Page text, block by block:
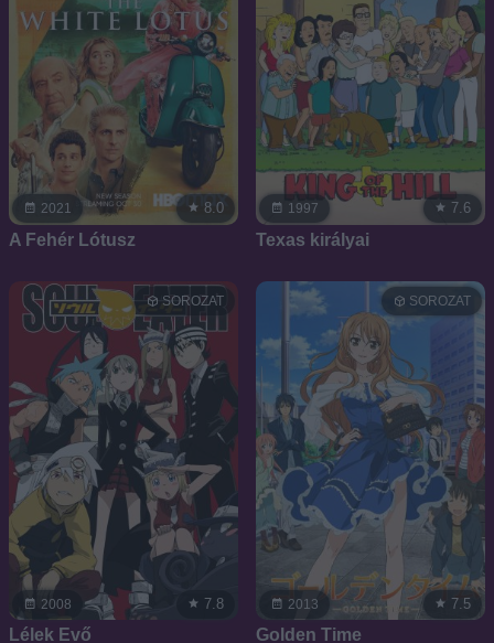
2021 8.0
A Fehér Lótusz
1997 7.6
Texas királyai
2008
SOROZAT
7.8
Lélek Evő
2013
SOROZAT
7.5
Golden Time